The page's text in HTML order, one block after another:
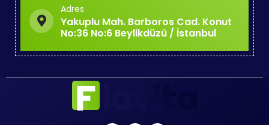
Adres
Yakuplu Mah. Barboros Cad. Konut
No:36 No:6 Beylikdüzü / İstanbul